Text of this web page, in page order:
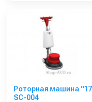
Роторная машина
SC-004